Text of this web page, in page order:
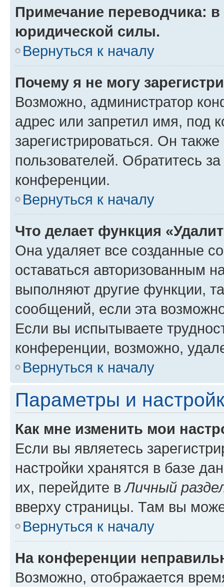
Примечание переводчика:
юридической силы.
Вернуться к началу
Почему я не могу
Возможно, администратор
адрес или запретил имя, под
зарегистрироваться. Он
пользователей. Обратитесь
конференции.
Вернуться к началу
Что делает функция
Она удаляет все созданные
оставаться авторизованным
выполняют другие функции,
сообщений, если эта
Если вы испытываете
конференции, возможно,
Вернуться к началу
Параметры и
Как мне изменить мои
Если вы являетесь
настройки хранятся в базе
их, перейдите вЛичный
вверху страницы. Там вы
Вернуться к началу
На конференции
Возможно, отображается